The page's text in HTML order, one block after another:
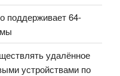
поддерживает 64-
удалённое
устройствами по